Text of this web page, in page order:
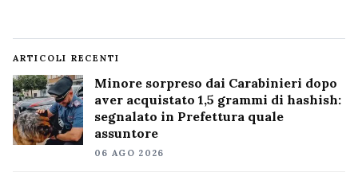
ARTICOLI RECENTI
Minore sorpreso dai Carabinieri dopo
aver acquistato 1,5 grammi di hashish:
segnalato in Prefettura quale
assuntore
06 AGO 2026